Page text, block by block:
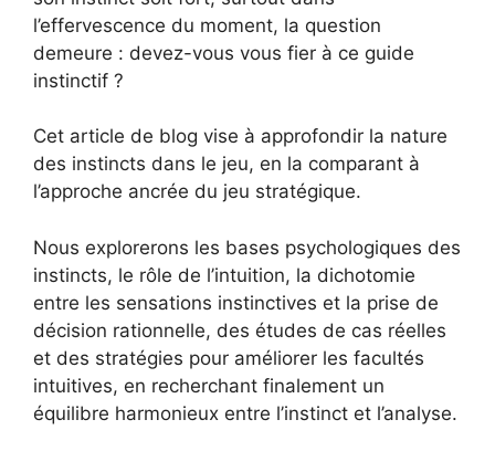
l’effervescence du moment, la question
demeure : devez-vous vous fier à ce guide
instinctif ?
Cet article de blog vise à approfondir la nature
des instincts dans le jeu, en la comparant à
l’approche ancrée du jeu stratégique.
Nous explorerons les bases psychologiques des
instincts, le rôle de l’intuition, la dichotomie
entre les sensations instinctives et la prise de
décision rationnelle, des études de cas réelles
et des stratégies pour améliorer les facultés
intuitives, en recherchant finalement un
équilibre harmonieux entre l’instinct et l’analyse.